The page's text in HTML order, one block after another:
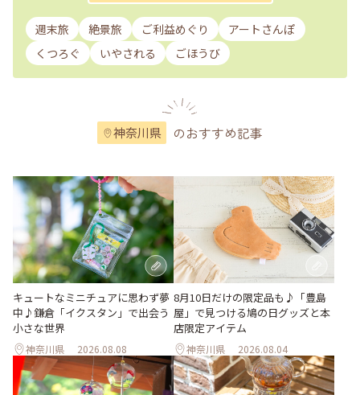
週末旅 絶景旅 ご利益めぐり
アートさんぽ
くつろぐ
いやされる ごほうび
神奈川県 のおすすめ記事
キュートなミニチュアに思わず夢
中♪鎌倉「イクスタン」で出会う
小さな世界
神奈川県 2026.08.08
8月10日だけの限定品も♪「豊島
屋」で見つける鳩の日グッズと本
店限定アイテム
神奈川県 2026.08.04